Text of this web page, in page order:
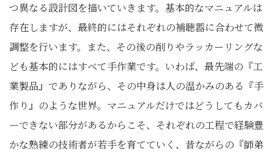
つ異なる設計図を描いていきます。基本的なマニュアルは
存在しますが、最終的にはそれぞれの補聴器に合わせて微
調整を行います。また、その後の削りやラッカーリングな
ども基本的にはすべて手作業です。いわば、最先端の『工
業製品』でありながら、その中身は人の温かみのある『手
作り』のような世界。マニュアルだけではどうしてもカバ
ーできない部分があるからこそ、それぞれの工程で経験豊
かな熟練の技術者が若手を育てていく、昔ながらの『師弟